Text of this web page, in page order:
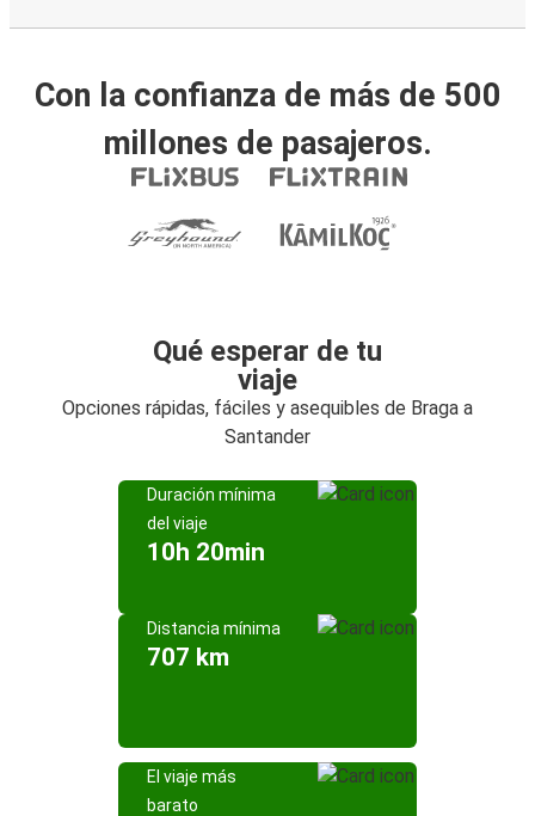
Con la confianza de más de 500
millones de pasajeros.
Qué esperar de tu
viaje
Opciones rápidas, fáciles y asequibles de Braga a
Santander
Duración mínima
del viaje
10h 20min
Distancia mínima
707 km
El viaje más
barato